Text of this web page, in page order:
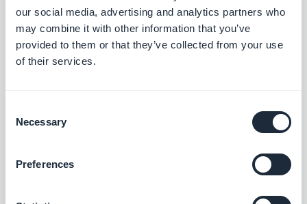
our social media, advertising and analytics partners who
may combine it with other information that you’ve
provided to them or that they’ve collected from your use
of their services.
Selection
Necessary
Preferences
Puedes ver la lista de tus clientes registrados en
tu programa de fidelización en una interfaz
dedicada. Ordenarlos según su estado de
acceder y editar el perfil de tus clientes: foto,
descripción, y administrar manualmente la
cantidad de puntos y el estado de membresía